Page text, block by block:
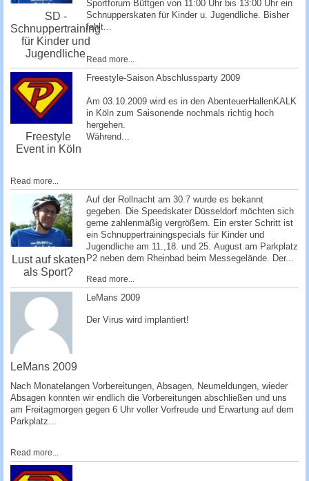
SD -
Schnuppertraining
für Kinder und
Jugendliche
Sportforum Büttgen von 11:00 Uhr bis 13:00 Uhr ein
Schnupperskaten für Kinder u. Jugendliche. Bisher
fehlt...
Read more...
Freestyle
Event in Köln
Freestyle-Saison Abschlussparty 2009
Am 03.10.2009 wird es in den AbenteuerHallenKALK
in Köln zum Saisonende nochmals richtig hoch
hergehen.
Während...
Read more...
Lust auf skaten
als Sport?
Auf der Rollnacht am 30.7 wurde es bekannt
gegeben. Die Speedskater Düsseldorf möchten sich
gerne zahlenmäßig vergrößern. Ein erster Schritt ist
ein Schnuppertrainingspecials für Kinder und
Jugendliche am 11.,18. und 25. August am Parkplatz
P2 neben dem Rheinbad beim Messegelände. Der...
Read more...
LeMans 2009
­LeMans 2009 ­
­Der Virus wird implantiert!
Nach Monatelangen Vorbereitungen, Absagen, Ne­umeldungen, wieder
Absagen konnten wir endlich die Vorbereitungen abschließen und uns
am Freitagmorgen gegen 6 Uhr voller Vorfreude und Erwartung auf dem
Parkplatz...
Read more...